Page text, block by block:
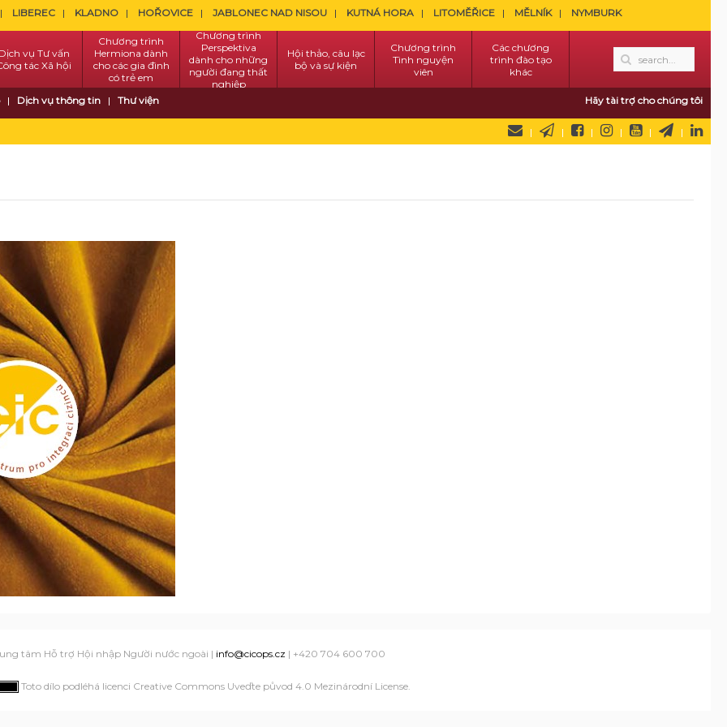
LIBEREC KLADNO HOŘOVICE JABLONEC NAD NISOU KUTNÁ HORA LITOMĚŘICE MĚLNÍK NYMBURK
vụ Tư vấn
tác Xã hội
Chương trình
Hermiona dành
cho các gia đình
có trẻ em
Chương trình
Perspektiva
dành cho những
người đang thất
nghiệp
Hội thảo, câu lạc
bộ và sự kiện
Chương trình
Tình nguyện
viên
Các chương
trình đào tạo
khác
Dịch vụ thông tin Thư viện Hãy tài trợ cho chúng tôi
tâm Hỗ trợ Hội nhập Người nước ngoài | info@cicops.cz | +420 704 600 700
Toto dílo podléhá licenci Creative Commons Uveďte původ 4.0 Mezinárodní License.